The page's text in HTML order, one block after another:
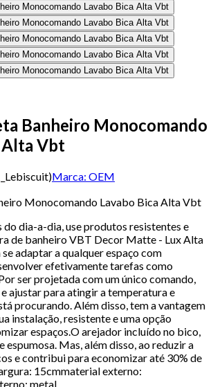
Banheiro Monocomando
Alta Vbt
)Marca: OEM
Monocomando Lavabo Bica Alta Vbt
do dia-a-dia, use produtos resistentes e
de banheiro VBT Decor Matte - Lux Alta
adaptar a qualquer espaço com
efetivamente tarefas como
ser projetada com um único comando,
ajustar para atingir a temperatura e
procurando. Além disso, tem a vantagem
instalação, resistente e uma opção
espaços.O arejador incluído no bico,
espumosa. Mas, além disso, ao reduzir a
e contribui para economizar até 30% de
15cmmaterial externo:
metal